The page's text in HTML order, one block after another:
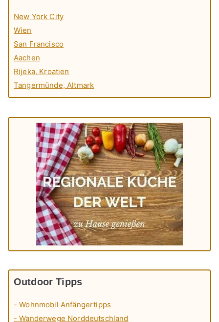
New York City
Wien
San Francisco
Aachen
Rijeka, Kroatien
Tangermünde, Altmark
Outdoor Tipps
- Wohnmobil Anfängertipps
- Wanderwege Norddeutschland